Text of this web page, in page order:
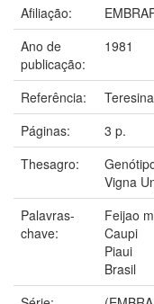
Afiliação:
Ano de
publicação:
1981
Referência:
Páginas:
3 p.
Thesagro:
Vigna
Palavras-
chave:
Feijao
Caupi
Piaui
Brasil